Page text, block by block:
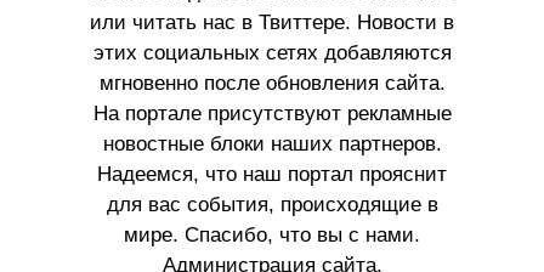
или читать нас в Твиттере. Новости в
этих социальных сетях добавляются
мгновенно после обновления сайта.
На портале присутствуют рекламные
новостные блоки наших партнеров.
Надеемся, что наш портал прояснит
для вас события, происходящие в
мире. Спасибо, что вы с нами.
Администрация сайта.